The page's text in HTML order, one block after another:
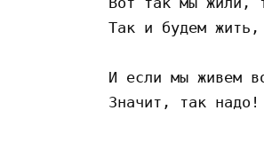
Так и будем
И если мы живем